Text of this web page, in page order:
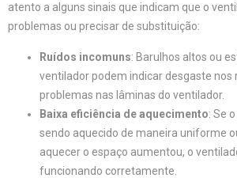
atento a alguns sinais que indicam que o
problemas ou precisar de substituição:
Ruídos incomuns: Barulhos altos ou
ventilador podem indicar desgaste nos
problemas nas lâminas do ventilador.
Baixa eficiência de aquecimento: Se
sendo aquecido de maneira uniforme
aquecer o espaço aumentou, o
funcionando corretamente.